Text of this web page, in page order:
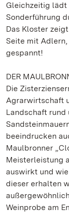
Gleichzeitig lädt
Sonderführung
Das Kloster
Seite mit Adlern,
gespannt!
DER
Die
Agrarwirtschaft
Landschaft rund
beeindrucken
Maulbronner
Meisterleistung
auswirkt und
dieser erhalten
Weinprobe am